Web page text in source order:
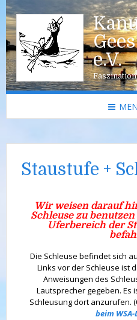
e.V.
Staustufe +
Wir weisen darauf
Schleuse zu
Uferbereich der
Die Schleuse befindet sich
Links vor der Schleuse ist
Anweisungen des
Lautsprecher gegeben.
Schleusung dort anzurufen.
beim